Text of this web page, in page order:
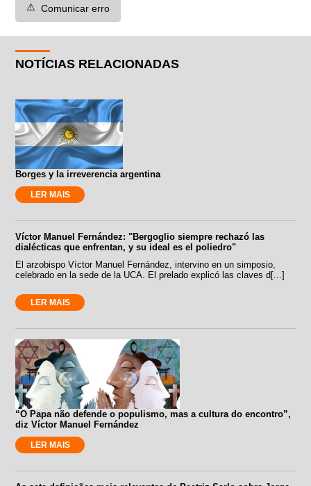
⚠️ Comunicar erro
NOTÍCIAS RELACIONADAS
Borges y la irreverencia argentina
LER MAIS
Víctor Manuel Fernández: "Bergoglio siempre rechazó las
dialécticas que enfrentan, y su ideal es el poliedro"
El arzobispo Víctor Manuel Fernández, intervino en un simposio,
celebrado en la sede de la UCA. El prelado explicó las claves d[...]
LER MAIS
“O Papa não defende o populismo, mas a cultura do encontro”,
diz Víctor Manuel Fernández
LER MAIS